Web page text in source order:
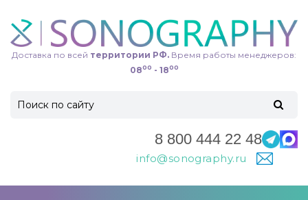
Доставка по всей территории РФ. Время работы менеджеров:
0800 - 1800
8 800 444 22 48
info@sonography.ru